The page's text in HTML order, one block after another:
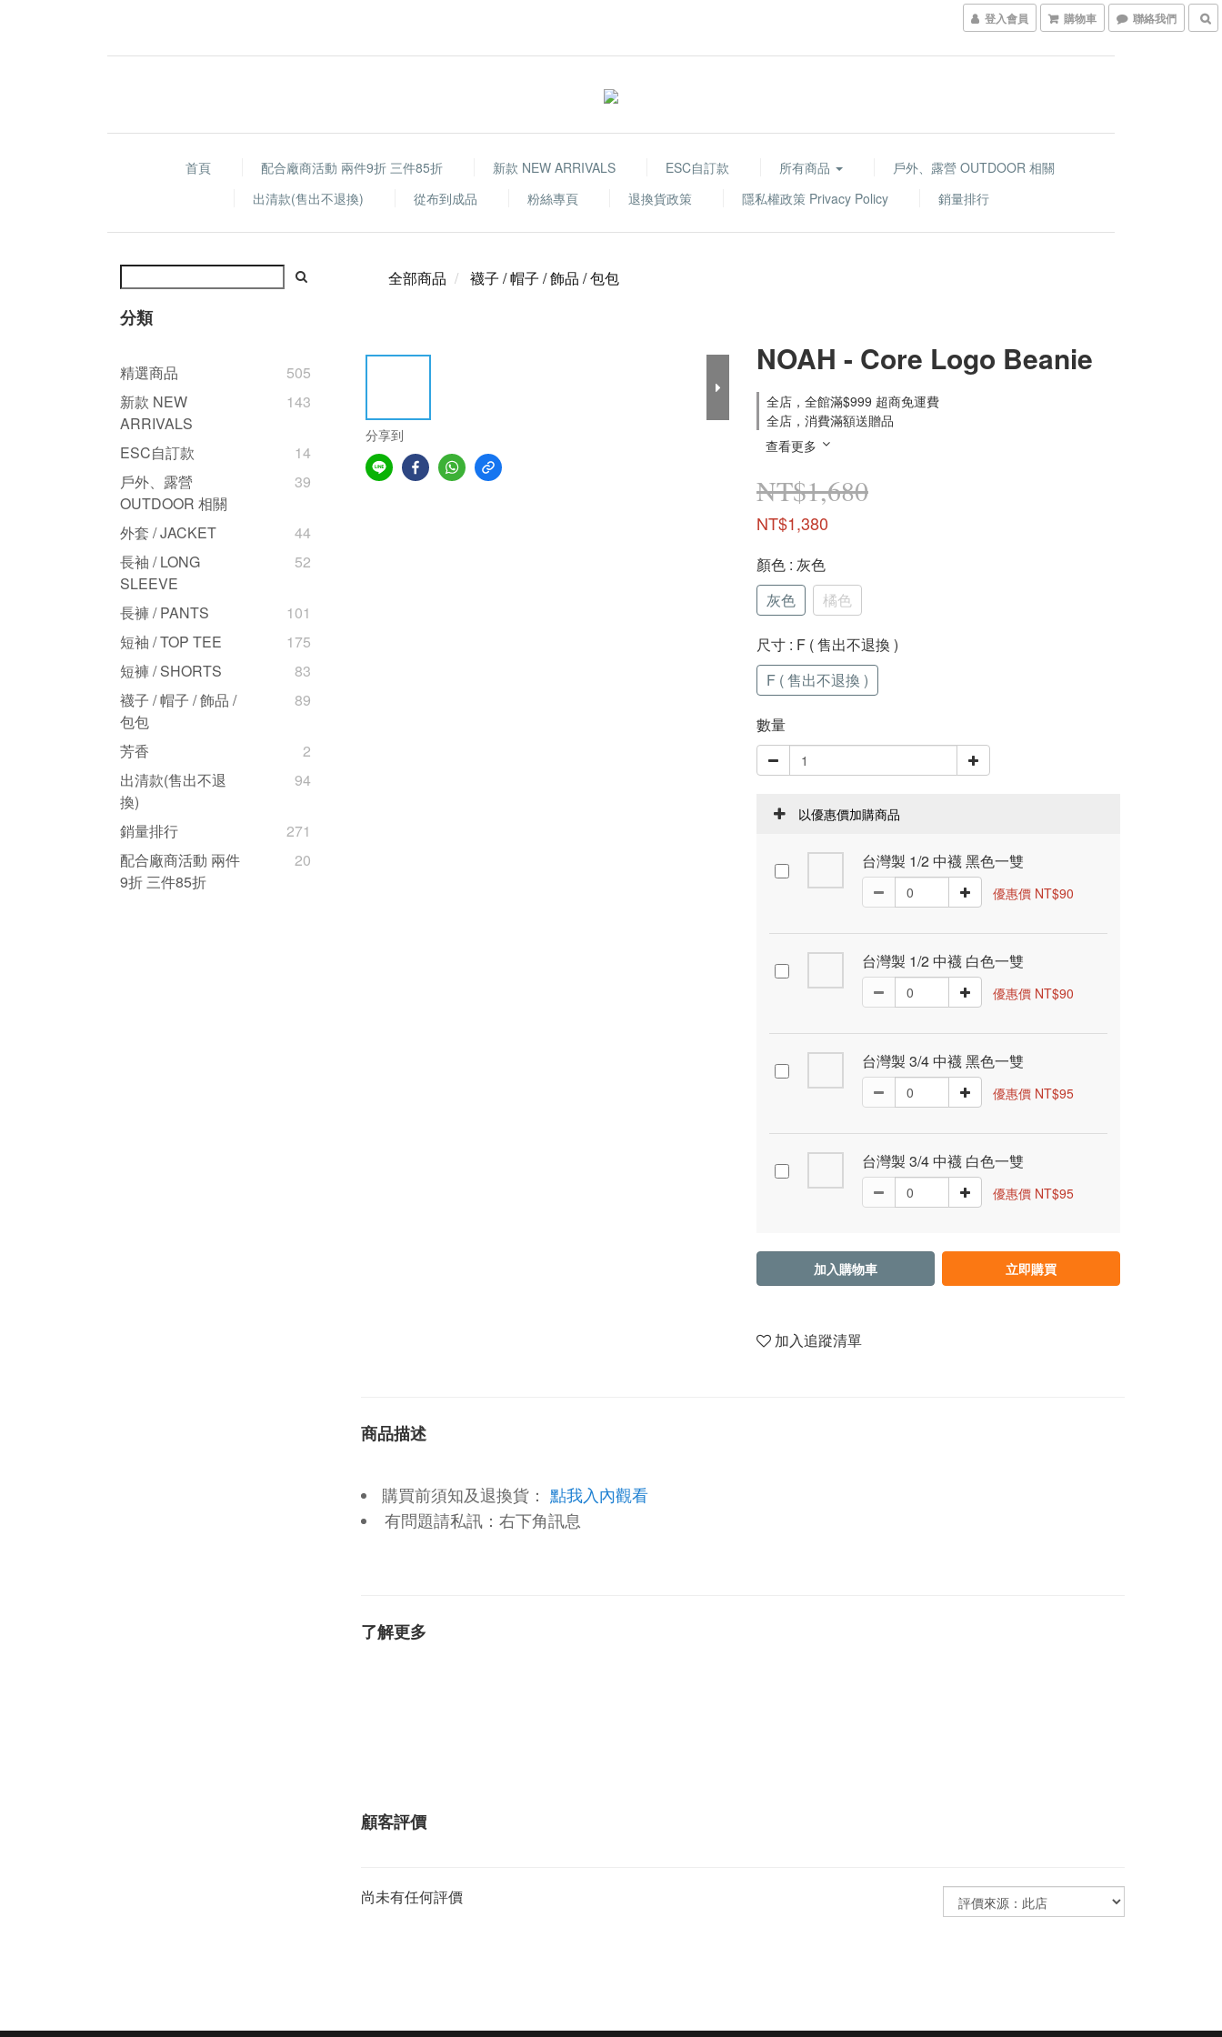
登入會員 購物車 聯絡我們
首頁 配合廠商活動 兩件9折 三件85折 新款 NEW ARRIVALS ESC自訂款 所有商品
戶外、露營 OUTDOOR 相關
出清款(售出不退換)
從布到成品 粉絲專頁 退換貨政策 隱私權政策 Privacy Policy 銷量排行
分類
精選商品
505
新款 NEW
ARRIVALS
143
ESC自訂款
14
戶外、露營
OUTDOOR 相關
39
外套 / JACKET
44
長袖 / LONG
SLEEVE
52
長褲 / PANTS
101
短袖 / TOP TEE
175
短褲 / SHORTS
83
襪子 / 帽子 / 飾品 /
包包
89
芳香
2
出清款(售出不退
換)
94
銷量排行
271
配合廠商活動 兩件
9折 三件85折
20
全部商品 襪子 / 帽子 / 飾品 / 包包
分享到
NOAH - Core Logo Beanie
全店，全館滿$999 超商免運費
全店，消費滿額送贈品
查看更多
NT$1,680
NT$1,380
顏色 : 灰色
灰色
橘色
尺寸 : F ( 售出不退換 )
F ( 售出不退換 )
數量
以優惠價加購商品
台灣製 1/2 中襪 黑色一雙
優惠價 NT$90
台灣製 1/2 中襪 白色一雙
優惠價 NT$90
台灣製 3/4 中襪 黑色一雙
優惠價 NT$95
台灣製 3/4 中襪 白色一雙
優惠價 NT$95
加入購物車 立即購買
加入追蹤清單
商品描述
購買前須知及退換貨： 點我入內觀看
有問題請私訊： 右下角訊息
了解更多
顧客評價
尚未有任何評價